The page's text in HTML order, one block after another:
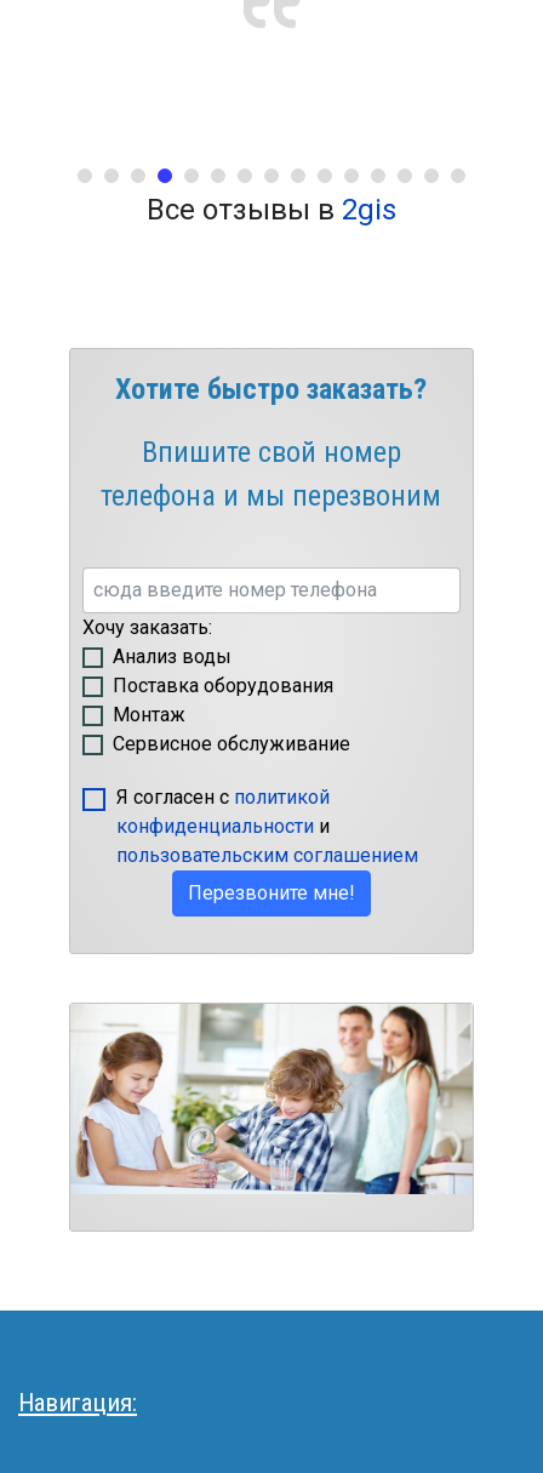
Все отзывы в 2gis
Хотите быстро заказать?
Впишите свой номер
телефона и мы перезвоним
Хочу заказать:
Анализ воды
Поставка оборудования
Монтаж
Сервисное обслуживание
Я согласен с политикой
конфиденциальностии
пользовательским соглашением
Перезвоните мне!
Навигация: